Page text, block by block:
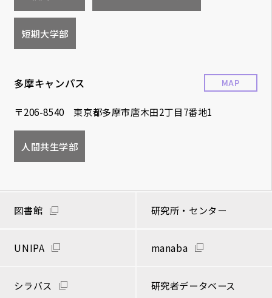
短期大学部
多摩キャンパス
〒206-8540 東京都多摩市唐木田2丁目7番地1
MAP
人間共生学部
図書館 研究所・センター
UNIPA manaba
シラバス 研究者データベース